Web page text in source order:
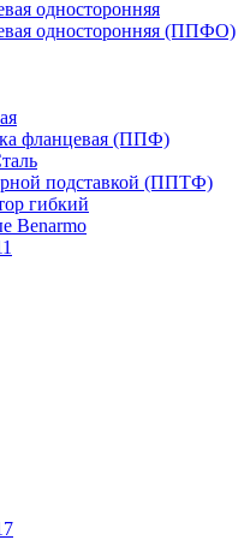
односторонняя
односторонняя (ППФО)
фланцевая (ППФ)
подставкой (ППТФ)
гибкий
Benarmo